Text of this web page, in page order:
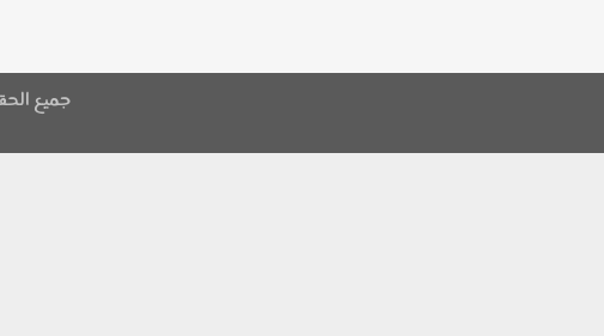
جميع